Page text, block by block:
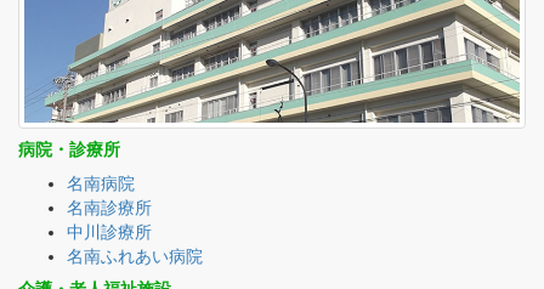
病院・診療所
名南病院
名南診療所
中川診療所
名南ふれあい病院